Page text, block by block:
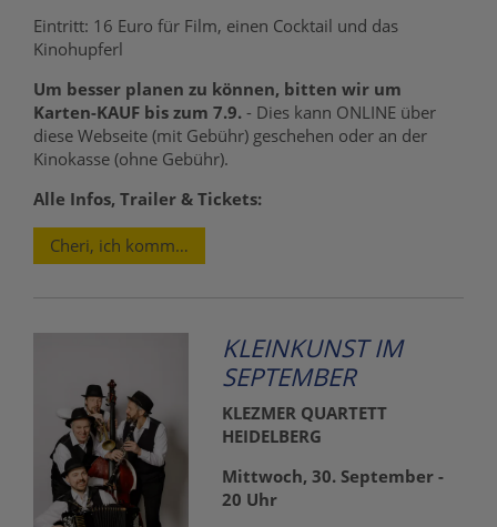
Eintritt: 16 Euro für Film, einen Cocktail und das
Kinohupferl
Um besser planen zu können, bitten wir um
Karten-KAUF bis zum 7.9. - Dies kann ONLINE über
diese Webseite (mit Gebühr) geschehen oder an der
Kinokasse (ohne Gebühr).
Alle Infos, Trailer & Tickets:
Cheri, ich komme! - Die Erfindung der Lust
KLEINKUNST IM
SEPTEMBER
KLEZMER QUARTETT
HEIDELBERG
Mittwoch, 30. September -
20 Uhr